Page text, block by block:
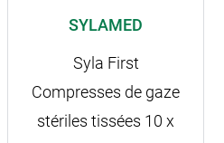
SYLAMED
Syla First
Compresses de gaze
stériles tissées 10 x